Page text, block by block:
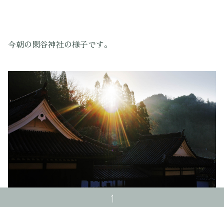
今朝の閑谷神社の様子です。